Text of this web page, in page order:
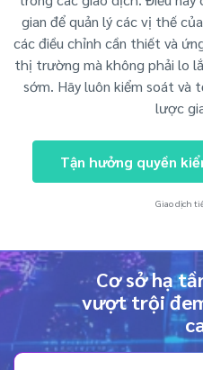
gian để quản lý các vị thế
các điều chỉnh cần thiết và
thị trường mà không phải lo
sớm. Hãy luôn kiểm soát và
lược
Tận hưởng quyền
Giao dịch
Cơ sở hạ
vượt trội